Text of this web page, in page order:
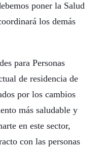
poner la Salud
los demás
para Personas
de residencia de
por los cambios
más saludable y
en este sector,
con las personas